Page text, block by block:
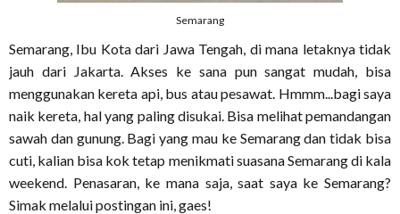
Semarang
Semarang, Ibu Kota dari Jawa Tengah, di mana letaknya tidak
jauh dari Jakarta. Akses ke sana pun sangat mudah, bisa
menggunakan kereta api, bus atau pesawat. Hmmm...bagi saya
naik kereta, hal yang paling disukai. Bisa melihat pemandangan
sawah dan gunung. Bagi yang mau ke Semarang dan tidak bisa
cuti, kalian bisa kok tetap menikmati suasana Semarang di kala
weekend. Penasaran, ke mana saja, saat saya ke Semarang?
Simak melalui postingan ini, gaes!